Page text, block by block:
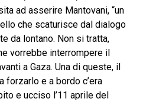
ad asserire Mantovani, “un
che scaturisce dal dialogo
da lontano. Non si tratta,
vorrebbe interrompere il
a Gaza. Una di queste, il
forzarlo e a bordo c’era
e ucciso l’11 aprile del